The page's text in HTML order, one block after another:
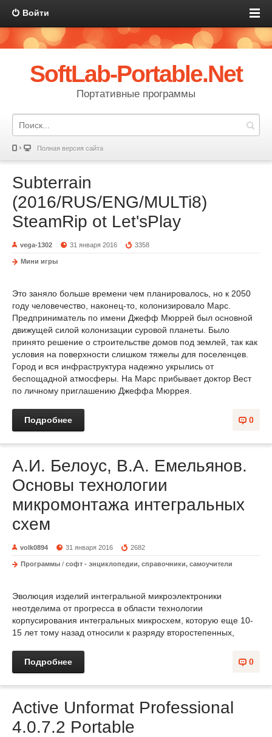
Войти
SoftLab-Portable.Net
Портативные программы
Полная версия сайта
Subterrain
(2016/RUS/ENG/MULTi8)
SteamRip ot Let'sРlay
vega-1302 31 января 2016 3358
Мини игры
Это заняло больше времени чем планировалось, но к 2050
году человечество, наконец-то, колонизировало Марс.
Предприниматель по имени Джефф Мюррей был основной
движущей силой колонизации суровой планеты. Было
принято решение о строительстве домов под землей, так как
условия на поверхности слишком тяжелы для поселенцев.
Город и вся инфраструктура надежно укрылись от
беспощадной атмосферы. На Марс прибывает доктор Вест
по личному приглашению Джеффа Мюррея.
0
Подробнее
А.И. Белоус, В.А. Емельянов.
Основы технологии
микромонтажа интегральных
схем
volk0894 31 января 2016 2682
Программы / софт - энциклопедии, справочники, самоучители
Эволюция изделий интегральной микроэлектроники
неотделима от прогресса в области технологии
корпусирования интегральных микросхем, которую еще 10-
15 лет тому назад относили к разряду второстепенных,
0
Подробнее
Active Unformat Professional
4.0.7.2 Portable